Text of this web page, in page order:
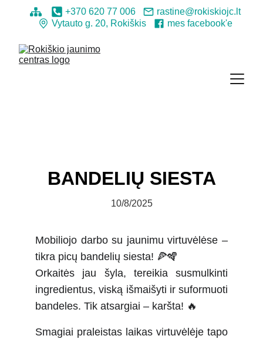
BANDELIŲ SIESTA
10/8/2025
Mobiliojo darbo su jaunimu virtuvėlėse –
tikra picų bandelių siesta! 🍕🪇
Orkaitės jau šyla, tereikia susmulkinti
ingredientus, viską išmaišyti ir suformuoti
bandeles. Tik atsargiai – karšta! 🔥
Smagiai praleistas laikas virtuvėlėje tapo
+370 620 77 006
rastine@rokiskiojc.lt
Vytauto g. 20, Rokiškis
mes facebook'e